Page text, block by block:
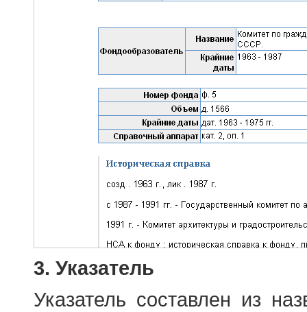
3. Указатель
Указатель составлен из